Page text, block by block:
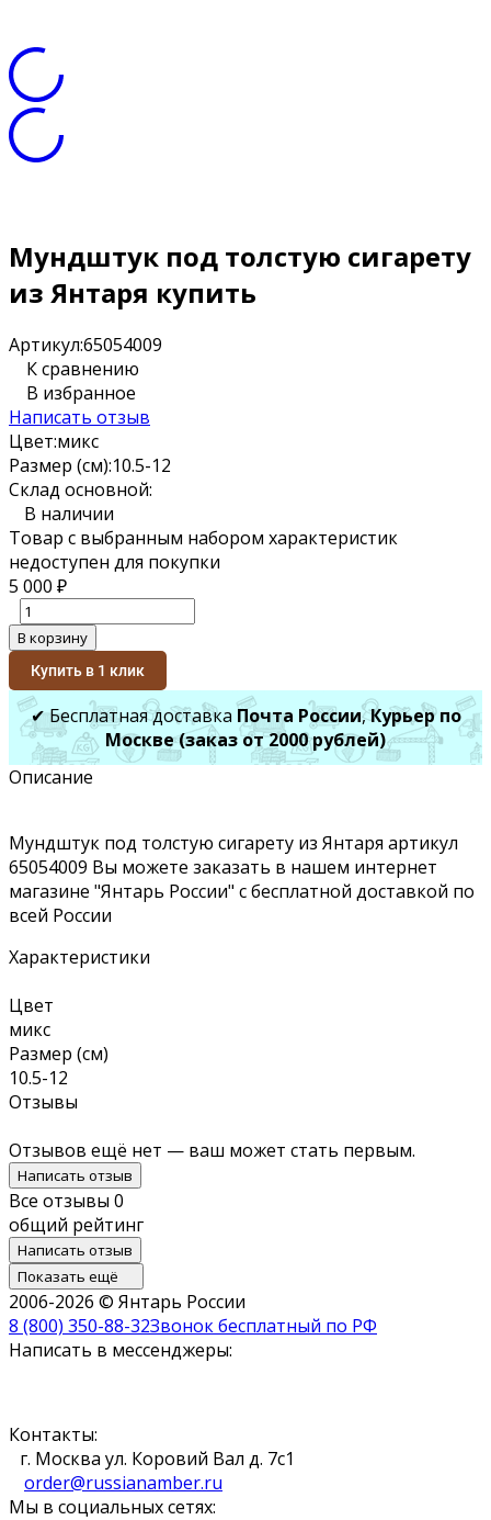
Мундштук под толстую сигарету
из Янтаря купить
Артикул:65054009
К сравнению
В избранное
Написать отзыв
Цвет:микс
Размер (см):10.5-12
Склад основной:
В наличии
Товар с выбранным набором характеристик
недоступен для покупки
5 000 ₽
В корзину
Купить в 1 клик
✔ Бесплатная доставка Почта России,Курьер по
Москве (заказ от 2000 рублей)
Описание
Мундштук под толстую сигарету из Янтаря артикул
65054009 Вы можете заказать в нашем интернет
магазине "Янтарь России" с бесплатной доставкой по
всей России
Характеристики
Цвет
микс
Размер (см)
10.5-12
Отзывы
Отзывов ещё нет — ваш может стать первым.
Написать отзыв
Все отзывы 0
общий рейтинг
Написать отзыв
Показать ещё
2006-2026 © Янтарь России
8 (800) 350-88-32Звонок бесплатный по РФ
Написать в мессенджеры:
Контакты:
г. Москва ул. Коровий Вал д. 7с1
order@russianamber.ru
Мы в социальных сетях: